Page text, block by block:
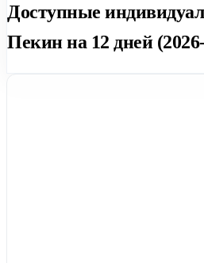
Доступные
Пекин на 12 дней